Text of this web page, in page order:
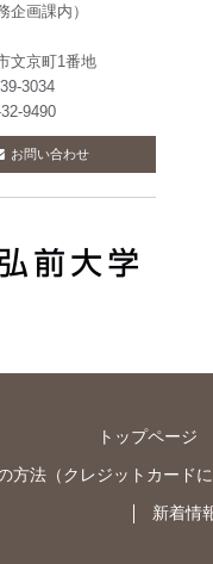
企画課内）
文京町1番地
3034
9490
お問い合わせ
トップページ
方法 （ クレジットカード
新着情